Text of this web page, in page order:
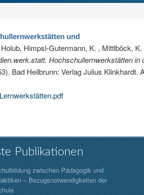
und
Himpsl-Gutermann, K. , Mittlböck,
Hochschullernwerkstätten in
Bad Heilbrunn: Verlag Julius Klinkhardt.
Publikationen
zwischen Pädagogik und
– Bezugsnotwendigkeiten der